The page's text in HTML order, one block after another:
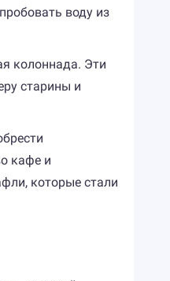
воду из
колоннада. Эти
старины и
кафе и
которые стали